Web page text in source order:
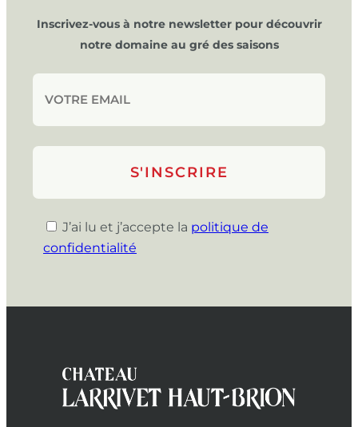
Inscrivez-vous à notre newsletter pour découvrir
notre domaine au gré des saisons
J’ai lu et j’accepte la politique de
confidentialité